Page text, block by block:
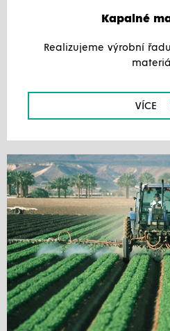
Kapalné
Realizujeme výrobní
VÍCE